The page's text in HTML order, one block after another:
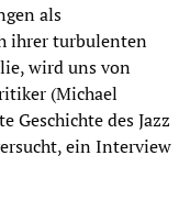
als
ihrer turbulenten
wird uns von
(Michael
Geschichte des Jazz
ein Interview